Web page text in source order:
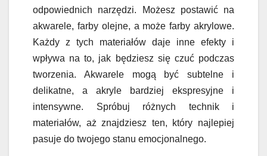
odpowiednich narzędzi. Możesz postawić na
akwarele, farby olejne, a może farby akrylowe.
Każdy z tych materiałów daje inne efekty i
wpływa na to, jak będziesz się czuć podczas
tworzenia. Akwarele mogą być subtelne i
delikatne, a akryle bardziej ekspresyjne i
intensywne. Spróbuj różnych technik i
materiałów, aż znajdziesz ten, który najlepiej
pasuje do twojego stanu emocjonalnego.